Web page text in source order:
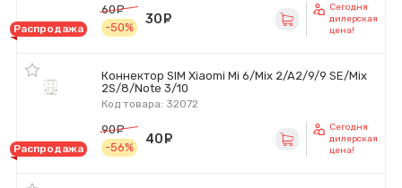
Распродажа
60
руб.
-50%
30
Сегодня
дилерская
цена!
Коннектор SIM Xiaomi Mi 6/Mix 2/A2/9/9 SE/Mix
2S/8/Note 3/10
Код товара: 32072
Распродажа
90
руб.
-56%
40
Сегодня
дилерская
цена!